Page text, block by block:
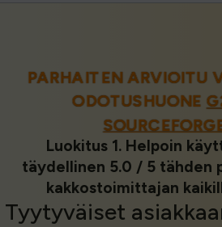
PARHAITEN ARVIOITU
ODOTUSHUONE
Luokitus 1. Helpoin
täydellinen 5.0 / 5 tähden
kakkostoimittajan
Tyytyväiset